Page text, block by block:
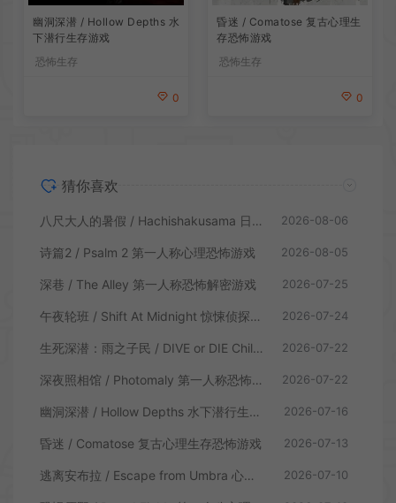
幽洞深潜 / Hollow Depths 水
下潜行生存游戏
恐怖生存
0
昏迷 / Comatose 复古心理生
存恐怖游戏
恐怖生存
0
猜你喜欢
八尺大人的暑假 / Hachishakusama 日式温情恐怖游戏 2026-08-06
诗篇2 / Psalm 2 第一人称心理恐怖游戏 2026-08-05
深巷 / The Alley 第一人称恐怖解密游戏 2026-07-25
午夜轮班 / Shift At Midnight 惊悚侦探恐怖游戏 2026-07-24
生死深潜：雨之子民 / DIVE or DIE Children of Rain 恐怖生存探索游戏 2026-07-22
深夜照相馆 / Photomaly 第一人称恐怖游戏 2026-07-22
幽洞深潜 / Hollow Depths 水下潜行生存游戏 2026-07-16
昏迷 / Comatose 复古心理生存恐怖游戏 2026-07-13
逃离安布拉 / Escape from Umbra 心理生存恐怖解谜游戏 2026-07-10